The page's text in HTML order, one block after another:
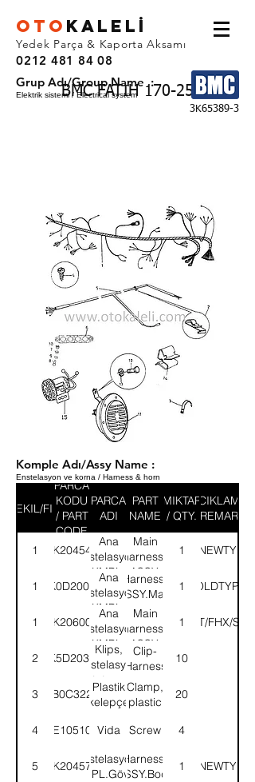
OTO KALEL İ
Yedek Parça & Kaporta Aksamı
0212 481 84 08
BMC FATIH 170-25
Grup Adı/Group Name :
Elektrik sistemi / Electrical system
3K65389-3
Komple Adı/Assy Name :
Enstelasyon ve korna / Harness & horn
SEKIL/FIG
PARCA
KODU
/ PART
CODE
PARCA
ADI
PART
NAME
MIKTAR
/ QTY.
ACIKLAMA
/ REMARK
1 3K204540
Ana
enstelasyon-
KMPL.
Main
harness-
ASSY.
1
YENİTİP/
1 K0D2001
Ana
enstelasyon-
KMPL.
Harness-
ASSY.Main
1
ESKİTİP/
1 3K206000
Ana
enstelasyon-
KMPL.
Main
harness-
ASSY.
1(FHT/FHX/SHT)
2 K5D2036
Klips,
enstelasyon
tutucu
Clip-
Harness
10
3 B0C322
Plastik
kelepçe
Clamp,
plastic
20
4 SE105101Vida Screw 4
5 3K204579
Enstelasyon-
KMPL.Gövde
Harness-
ASSY.Body
1
YENİTİP/